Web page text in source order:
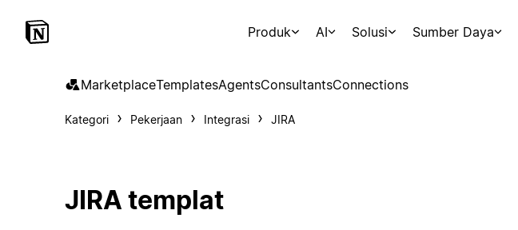
Produk AI Solusi Sumber Daya
MarketplaceTemplatesAgentsConsultantsConnections
Kategori Pekerjaan Integrasi JIRA
JIRA templat